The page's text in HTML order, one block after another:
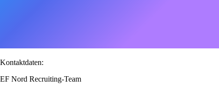
Kontaktdaten:
EF Nord Recruiting-Team